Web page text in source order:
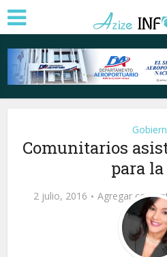
Comunitarios
para la
2 julio, 2016 Agregar